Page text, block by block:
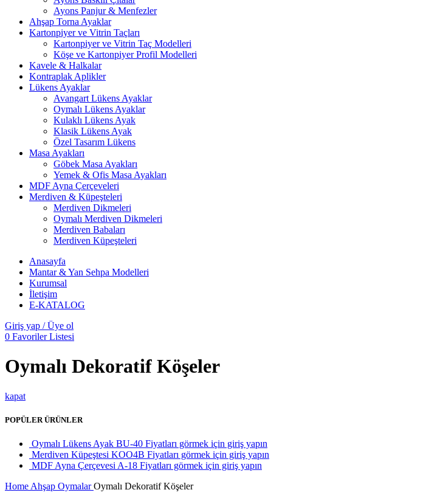
Ayons Panjur & Menfezler
Ahşap Torna Ayaklar
Kartonpiyer ve Vitrin Taçları
Kartonpiyer ve Vitrin Taç Modelleri
Köşe ve Kartonpiyer Profil Modelleri
Kavele & Halkalar
Kontraplak Aplikler
Lükens Ayaklar
Avangart Lükens Ayaklar
Oymalı Lükens Ayaklar
Kulaklı Lükens Ayak
Klasik Lükens Ayak
Özel Tasarım Lükens
Masa Ayakları
Göbek Masa Ayakları
Yemek & Ofis Masa Ayakları
MDF Ayna Çerçeveleri
Merdiven & Küpeşteleri
Merdiven Dikmeleri
Oymalı Merdiven Dikmeleri
Merdiven Babaları
Merdiven Küpeşteleri
Anasayfa
Mantar & Yan Sehpa Modelleri
Kurumsal
İletişim
E-KATALOG
Giriş yap / Üye ol
0 Favoriler Listesi
Oymalı Dekoratif Köşeler
kapat
POPÜLER ÜRÜNLER
Oymalı Lükens Ayak BU-40 Fiyatları görmek için giriş yapın
Merdiven Küpeştesi KOO4B Fiyatları görmek için giriş yapın
MDF Ayna Çerçevesi A-18 Fiyatları görmek için giriş yapın
Home Ahşap OymalarOymalı Dekoratif Köşeler